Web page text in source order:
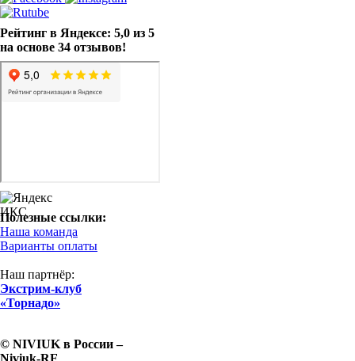
Рейтинг в Яндексе: 5,0 из 5
на основе 34 отзывов!
Полезные ссылки:
Наша команда
Варианты оплаты
Наш партнёр:
Экстрим-клуб
«Торнадо»
© NIVIUK в России –
Niviuk-RF